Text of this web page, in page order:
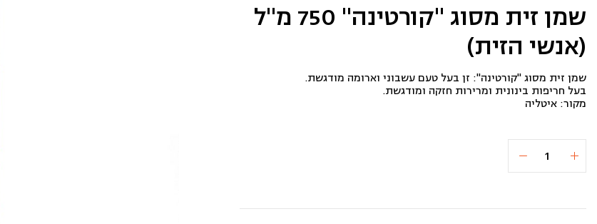
שמן זית מסוג "קורטינה" 750 מ"ל
(אנשי הזית)
שמן זית מסוג "קורטינה": זן בעל טעם עשבוני וארומה מודגשת.
בעל חריפות בינונית ומרירות חזקה ומודגשת.
מקור: איטליה
שמן
"קורטינה"